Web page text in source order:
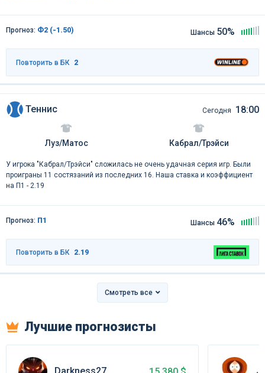
Прогноз: Ф2 (-1.50) Шансы 50%
Повторить в БК 2
Теннис Сегодня 18:00
Луз/Матос Кабрал/Трэйси
У игрока "Кабрал/Трэйси" сложилась не очень удачная серия игр. Были
проиграны 11 состязаний из последних 16. Наша ставка и коэффициент
на П1 - 2.19
Прогноз: П1 Шансы 46%
Повторить в БК 2.19
Смотреть все
Лучшие прогнозисты